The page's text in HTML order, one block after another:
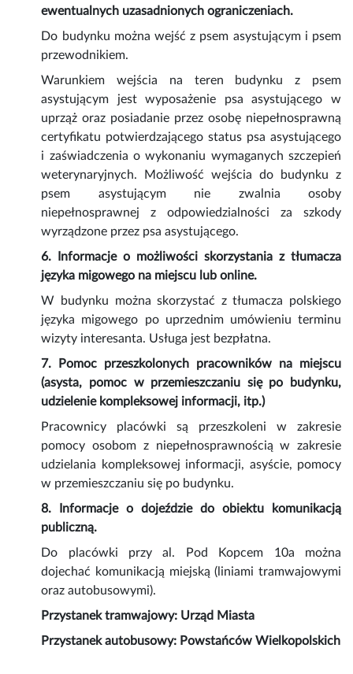
ewentualnych uzasadnionych ograniczeniach.
Do budynku można wejść z psem asystującym i psem
przewodnikiem.
Warunkiem wejścia na teren budynku z psem
asystującym jest wyposażenie psa asystującego w
uprząż oraz posiadanie przez osobę niepełnosprawną
certyfikatu potwierdzającego status psa asystującego
i zaświadczenia o wykonaniu wymaganych szczepień
weterynaryjnych. Możliwość wejścia do budynku z
psem asystującym nie zwalnia osoby
niepełnosprawnej z odpowiedzialności za szkody
wyrządzone przez psa asystującego.
6. Informacje o możliwości skorzystania z tłumacza
języka migowego na miejscu lub online.
W budynku można skorzystać z tłumacza polskiego
języka migowego po uprzednim umówieniu terminu
wizyty interesanta. Usługa jest bezpłatna.
7. Pomoc przeszkolonych pracowników na miejscu
(asysta, pomoc w przemieszczaniu się po budynku,
udzielenie kompleksowej informacji, itp.)
Pracownicy placówki są przeszkoleni w zakresie
pomocy osobom z niepełnosprawnością w zakresie
udzielania kompleksowej informacji, asyście, pomocy
w przemieszczaniu się po budynku.
8. Informacje o dojeździe do obiektu komunikacją
publiczną.
Do placówki przy al. Pod Kopcem 10a można
dojechać komunikacją miejską (liniami tramwajowymi
oraz autobusowymi).
Przystanek tramwajowy: Urząd Miasta
Przystanek autobusowy: Powstańców Wielkopolskich